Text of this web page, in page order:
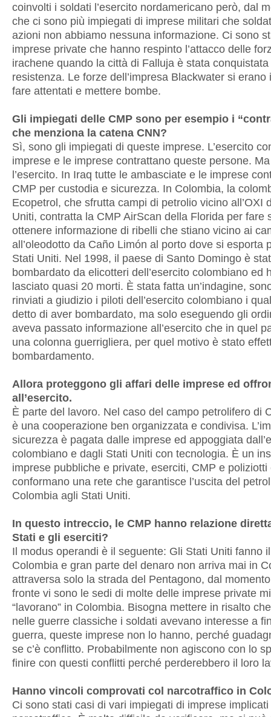
coinvolti i soldati l’esercito nordamericano però, dal
che ci sono più impiegati di imprese militari che
azioni non abbiamo nessuna informazione. Ci sono
imprese private che hanno respinto l’attacco delle
irachene quando la città di Falluja è stata
resistenza. Le forze dell’impresa Blackwater si erano
fare attentati e mettere bombe.
Gli impiegati delle CMP sono per esempio i
che menziona la catena CNN?
Sì, sono gli impiegati di queste imprese. L’esercito
imprese e le imprese contrattano queste persone.
l’esercito. In Iraq tutte le ambasciate e le imprese
CMP per custodia e sicurezza. In Colombia, la
Ecopetrol, che sfrutta campi di petrolio vicino all’OXI
Uniti, contratta la CMP AirScan della Florida per fare
ottenere informazione di ribelli che stiano vicino ai
all’oleodotto da Caño Limón al porto dove si esporta
Stati Uniti. Nel 1998, il paese di Santo Domingo è
bombardato da elicotteri dell’esercito colombiano ed
lasciato quasi 20 morti. È stata fatta un’indagine,
rinviati a giudizio i piloti dell’esercito colombiano i
detto di aver bombardato, ma solo eseguendo gli
aveva passato informazione all’esercito che in quel
una colonna guerrigliera, per quel motivo è stato
bombardamento.
Allora proteggono gli affari delle imprese ed
all’esercito.
È parte del lavoro. Nel caso del campo petrolifero di
è una cooperazione ben organizzata e condivisa.
sicurezza è pagata dalle imprese ed appoggiata
colombiano e dagli Stati Uniti con tecnologia. È un
imprese pubbliche e private, eserciti, CMP e poliziotti
conformano una rete che garantisce l’uscita del
Colombia agli Stati Uniti.
In questo intreccio, le CMP hanno relazione
Stati e gli eserciti?
Il modus operandi è il seguente: Gli Stati Uniti fanno
Colombia e gran parte del denaro non arriva mai in
attraversa solo la strada del Pentagono, dal
fronte vi sono le sedi di molte delle imprese private
“lavorano” in Colombia. Bisogna mettere in risalto
nelle guerre classiche i soldati avevano interesse a
guerra, queste imprese non lo hanno, perché
se c’è conflitto. Probabilmente non agiscono con lo
finire con questi conflitti perché perderebbero il loro
Hanno vincoli comprovati col narcotraffico in
Ci sono stati casi di vari impiegati di imprese